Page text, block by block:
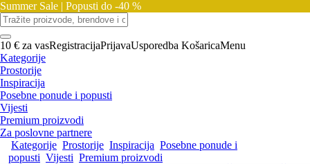
Summer Sale | Popusti do -40 %
10 € za vasRegistracijaPrijavaUsporedba KošaricaMenu
Kategorije
Prostorije
Inspiracija
Posebne ponude i popusti
Vijesti
Premium proizvodi
Za poslovne partnere
Kategorije Prostorije Inspiracija Posebne ponude i
popusti Vijesti Premium proizvodi